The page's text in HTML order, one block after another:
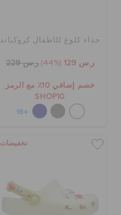
حذاء كلوغ للأطفال كروكباند
ر.س 129 (44%) ر.س 229
خصم إضافي 10٪ مع الرمز
SHOP10
+16
تخفيضات